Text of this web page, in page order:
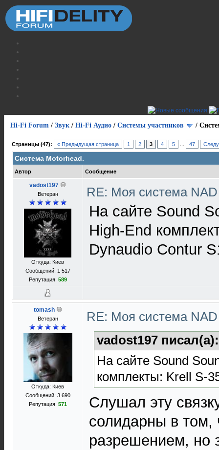
Hi-Fi Forum / Звук / Hi-Fi Аудио / Системы участников /
Страницы (47): « Предыдущая страница 1 2 3 4 5 47
Cистема Motorhead.
Автор Сообщение
vadost197
Ветеран
Откуда: Киев
Сообщений: 1 517
Репутация: 589
RE: Моя система
На сайте Sound
High-End
Dynaudio Contur
tomash
Ветеран
Откуда: Киев
Сообщений: 3 690
Репутация: 571
RE: Моя система
vadost197
На сайте Sound
комплекты: Krell S-
Слушал эту
солидарны в том,
разрешением, но